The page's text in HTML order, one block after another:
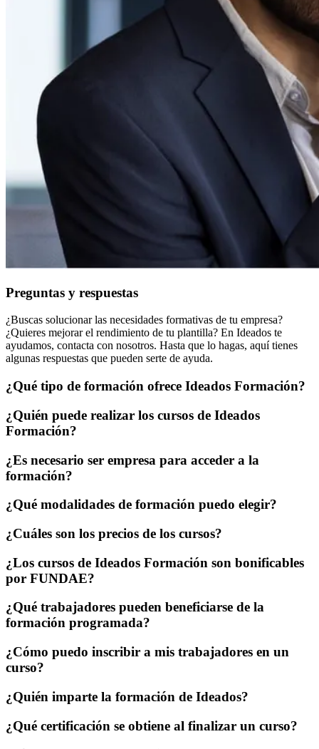
Preguntas y respuestas
¿Buscas solucionar las necesidades formativas de tu empresa?
¿Quieres mejorar el rendimiento de tu plantilla? En Ideados te
ayudamos, contacta con nosotros. Hasta que lo hagas, aquí tienes
algunas respuestas que pueden serte de ayuda.
¿Qué tipo de formación ofrece Ideados Formación?
¿Quién puede realizar los cursos de Ideados
Formación?
¿Es necesario ser empresa para acceder a la
formación?
¿Qué modalidades de formación puedo elegir?
¿Cuáles son los precios de los cursos?
¿Los cursos de Ideados Formación son bonificables
por FUNDAE?
¿Qué trabajadores pueden beneficiarse de la
formación programada?
¿Cómo puedo inscribir a mis trabajadores en un
curso?
¿Quién imparte la formación de Ideados?
¿Qué certificación se obtiene al finalizar un curso?